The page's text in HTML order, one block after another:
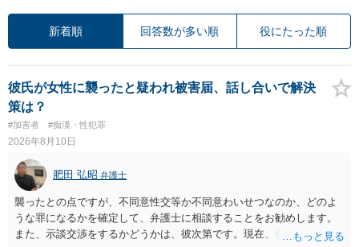
新着順 回答数が多い順 役にたった順
彼氏が女性に襲ったと疑われ被害届、話し合いで解決
策は？
#加害者 #痴漢・性犯罪
2026年8月10日
肥田 弘昭 弁護士
襲ったとの点ですが、不同意性交等か不同意わいせつなのか、どのよ
うな罪になるかを確定して、弁護士に相談することをお勧めします。
また、示談交渉をするかどうかは、彼次第です。現在、否認している